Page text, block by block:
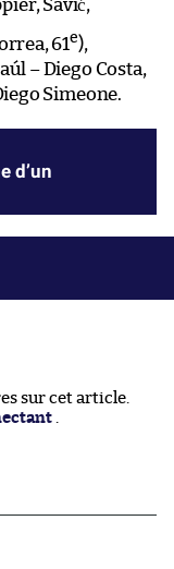
Savić,
61e),
– Diego Costa,
Simeone.
d’un
sur cet article.